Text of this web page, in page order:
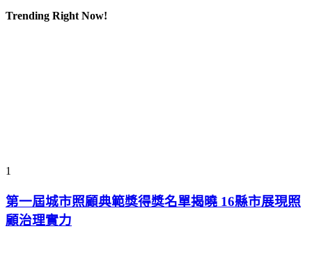
Trending Right Now!
1
第一屆城市照顧典範獎得獎名單揭曉 16縣市展現照
顧治理實力